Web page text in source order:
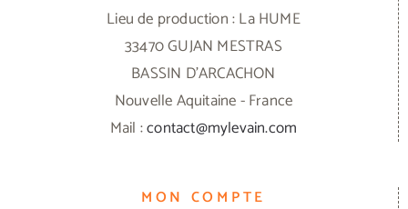
Lieu de production : La HUME
33470 GUJAN MESTRAS
BASSIN D'ARCACHON
Nouvelle Aquitaine - France
Mail :contact@mylevain.com
MON COMPTE